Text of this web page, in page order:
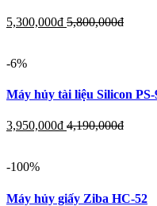
5,300,000đ 5,800,000đ
-6%
Máy hủy tài liệu Silicon
3,950,000đ 4,190,000đ
-100%
Máy hủy giấy Ziba HC-52